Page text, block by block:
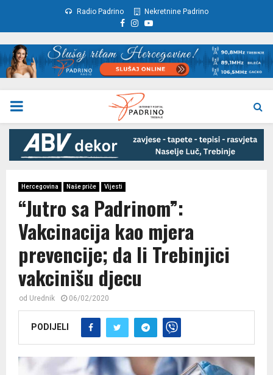
Radio Padrino Nekretnine Padrino
Facebook
Instagram
Youtube
PRIMARY
MENU
Hercegovina Naše priče Vijesti
“Jutro sa Padrinom”:
Vakcinacija kao mjera
prevencije; da li Trebinjici
vakcinišu djecu
od Urednik 06/02/2020
PODIJELI